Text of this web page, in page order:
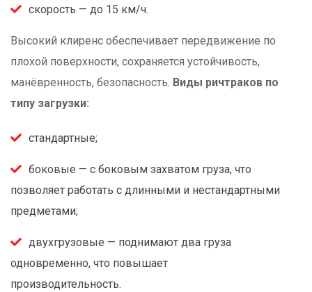
скорость — до 15 км/ч.
Высокий клиренс обеспечивает передвижение по
плохой поверхности, сохраняется устойчивость,
манёвренность, безопасность. Виды ричтраков по
типу загрузки:
стандартные;
боковые — с боковым захватом груза, что
позволяет работать с длинными и нестандартными
предметами;
двухгрузовые — поднимают два груза
одновременно, что повышает
производительность.